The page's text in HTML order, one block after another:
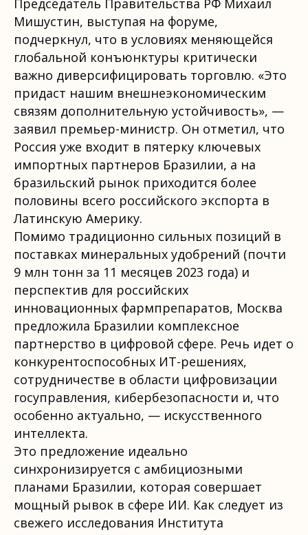
Председатель Правительства РФ Михаил
Мишустин, выступая на форуме,
подчеркнул, что в условиях меняющейся
глобальной конъюнктуры критически
важно диверсифицировать торговлю. «Это
придаст нашим внешнеэкономическим
связям дополнительную устойчивость», —
заявил премьер-министр. Он отметил, что
Россия уже входит в пятерку ключевых
импортных партнеров Бразилии, а на
бразильский рынок приходится более
половины всего российского экспорта в
Латинскую Америку.
Помимо традиционно сильных позиций в
поставках минеральных удобрений (почти
9 млн тонн за 11 месяцев 2023 года) и
перспектив для российских
инновационных фармпрепаратов, Москва
предложила Бразилии комплексное
партнерство в цифровой сфере. Речь идет о
конкурентоспособных ИТ-решениях,
сотрудничестве в области цифровизации
госуправления, кибербезопасности и, что
особенно актуально, — искусственного
интеллекта.
Это предложение идеально
синхронизируется с амбициозными
планами Бразилии, которая совершает
мощный рывок в сфере ИИ. Как следует из
свежего исследования Института